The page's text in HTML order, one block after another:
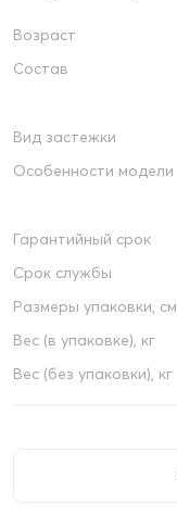
Возраст
Состав
Вид застежки
Особенности модели
Гарантийный срок
Срок службы
Размеры упаковки, см
Вес (в упаковке), кг
Вес (без упаковки), кг